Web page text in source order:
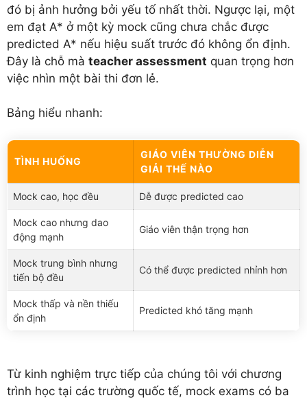
đó bị ảnh hưởng bởi yếu tố nhất thời. Ngược lại, một
em đạt A* ở một kỳ mock cũng chưa chắc được
predicted A* nếu hiệu suất trước đó không ổn định.
Đây là chỗ mà teacher assessment quan trọng hơn
việc nhìn một bài thi đơn lẻ.
Bảng hiểu nhanh:
TÌNH HUỐNG
GIÁO VIÊN THƯỜNG DIỄN
GIẢI THẾ NÀO
Mock cao, học đều Dễ được predicted cao
Mock cao nhưng dao
động mạnh
Giáo viên thận trọng hơn
Mock trung bình nhưng
tiến bộ đều
Có thể được predicted nhỉnh hơn
Mock thấp và nền thiếu
ổn định
Predicted khó tăng mạnh
Từ kinh nghiệm trực tiếp của chúng tôi với chương
trình học tại các trường quốc tế, mock exams có ba